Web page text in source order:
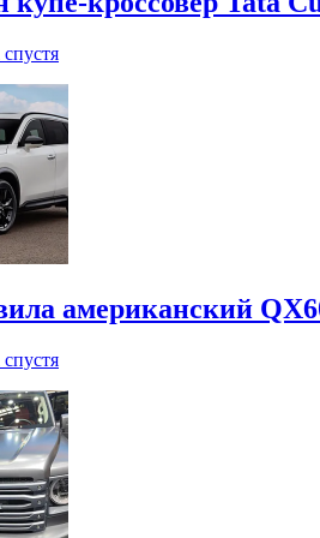
спустя
американский
спустя